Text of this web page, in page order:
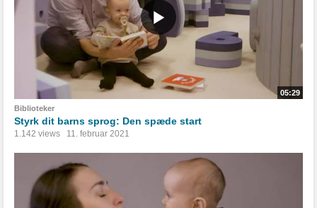
05:29
Biblioteker
Styrk dit barns sprog: Den spæde start
1.142 views 11. februar 2021